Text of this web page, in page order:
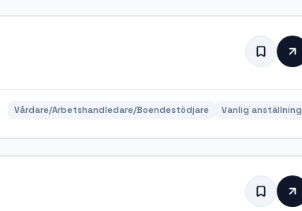
Vårdare/Arbetshandledare/Boendestödjare Vanlig anställning